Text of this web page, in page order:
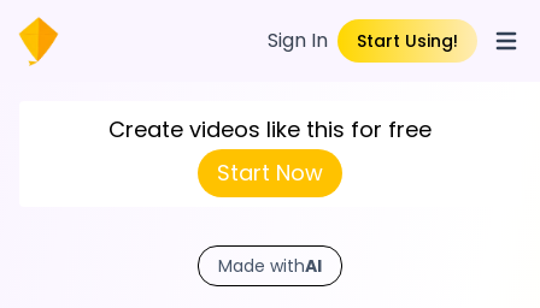
Sign In Start Using!
Create videos like this for free
Start Now
Made withAI